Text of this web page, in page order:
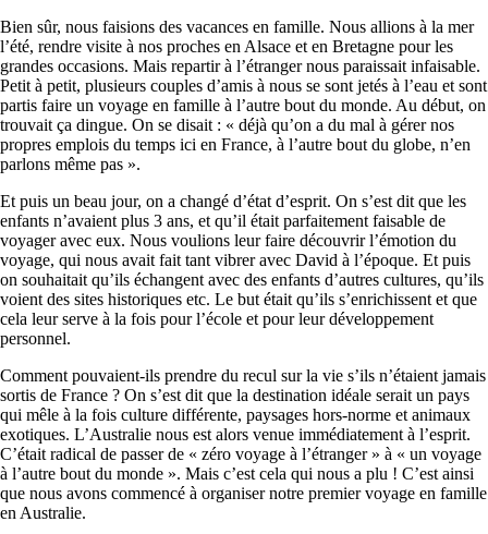
Bien sûr, nous faisions des vacances en famille. Nous allions à la mer
l’été, rendre visite à nos proches en Alsace et en Bretagne pour les
grandes occasions. Mais repartir à l’étranger nous paraissait infaisable.
Petit à petit, plusieurs couples d’amis à nous se sont jetés à l’eau et sont
partis faire un voyage en famille à l’autre bout du monde. Au début, on
trouvait ça dingue. On se disait : « déjà qu’on a du mal à gérer nos
propres emplois du temps ici en France, à l’autre bout du globe, n’en
parlons même pas ».
Et puis un beau jour, on a changé d’état d’esprit. On s’est dit que les
enfants n’avaient plus 3 ans, et qu’il était parfaitement faisable de
voyager avec eux. Nous voulions leur faire découvrir l’émotion du
voyage, qui nous avait fait tant vibrer avec David à l’époque. Et puis
on souhaitait qu’ils échangent avec des enfants d’autres cultures, qu’ils
voient des sites historiques etc. Le but était qu’ils s’enrichissent et que
cela leur serve à la fois pour l’école et pour leur développement
personnel.
Comment pouvaient-ils prendre du recul sur la vie s’ils n’étaient jamais
sortis de France ? On s’est dit que la destination idéale serait un pays
qui mêle à la fois culture différente, paysages hors-norme et animaux
exotiques. L’Australie nous est alors venue immédiatement à l’esprit.
C’était radical de passer de « zéro voyage à l’étranger » à « un voyage
à l’autre bout du monde ». Mais c’est cela qui nous a plu ! C’est ainsi
que nous avons commencé à organiser notre premier voyage en famille
en Australie.